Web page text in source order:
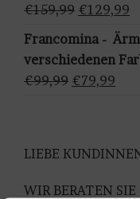
e
n
€109,99
€159,99
Preis
war:
€129,99
Francomina -
verschiedenen
€99,99 €79,99
LIEBE
WIR BERATEN